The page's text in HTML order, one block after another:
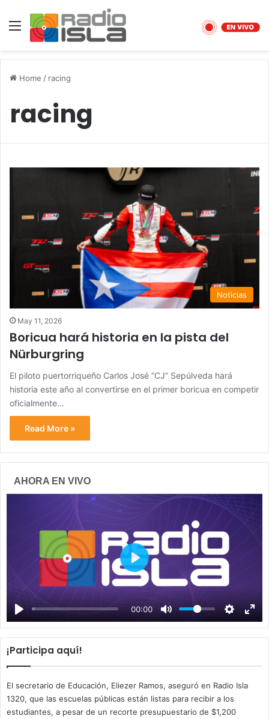
Menu
Home / racing
racing
Noticias
May 11, 2026
Boricua hará historia en la pista del
Nürburgring
El piloto puertorriqueño Carlos José “CJ” Sepúlveda hará
historia este año al convertirse en el primer boricua en competir
oficialmente…
Read More »
AHORA EN VIVO
00:00
P
a
y
¡Participa aquí!
El secretario de Educación, Eliezer Ramos, aseguró en Radio Isla
1320, que las escuelas públicas están listas para recibir a los
estudiantes, a pesar de un recorte presupuestario de $1,200